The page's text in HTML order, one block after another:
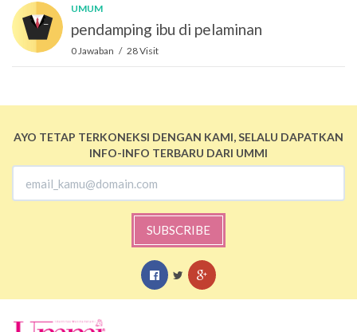
UMUM
pendamping ibu di pelaminan
0 Jawaban / 28 Visit
AYO TETAP TERKONEKSI DENGAN KAMI, SELALU DAPATKAN
INFO-INFO TERBARU DARI UMMI
SUBSCRIBE